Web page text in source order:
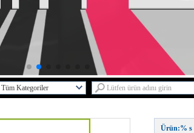
Tüm Kategoriler
Yeni TasarımlarL
Ürün:% s